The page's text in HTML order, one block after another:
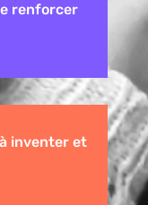
renforcer
inventer et